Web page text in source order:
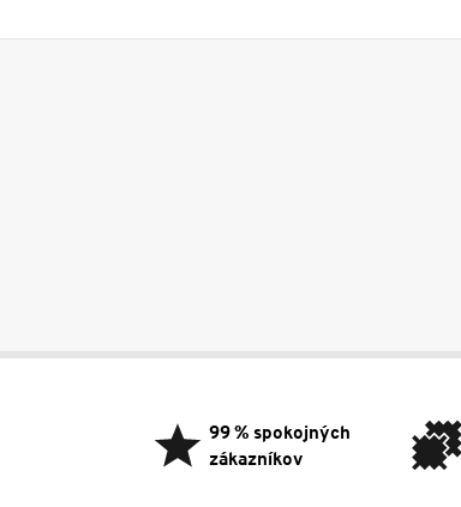
99 % spokojných
zákazníkov